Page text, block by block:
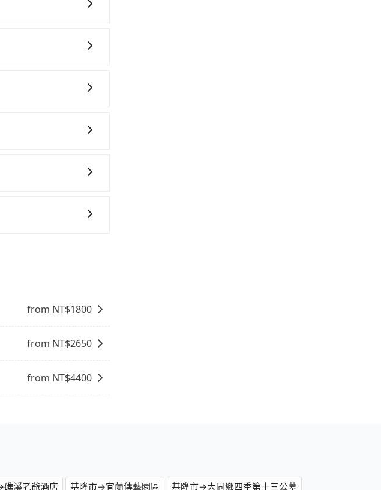
14天內到超商櫃檯繳
，可以每小時
是沒有較大的七人
客遺留的垃圾或者撞
人來說就有不小的風
無論在價格或服務品
from NT$1800
from NT$2650
from NT$4400
溪老爺酒店 基隆市→宜蘭傳藝園區 基隆市→大同鄉四季第十三公墓